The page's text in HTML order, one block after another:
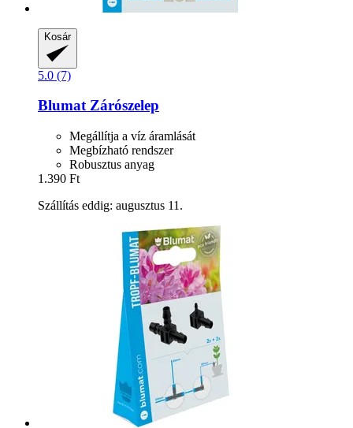
Kosár
5.0 (7)
BlumatZárószelep
Megállítja a víz áramlását
Megbízható rendszer
Robusztus anyag
1.390 Ft
Szállítás eddig: augusztus 11.